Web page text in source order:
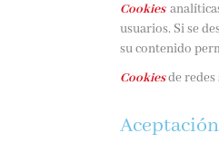
Cookies
usuarios. Si se
su contenido
Cookiesde redes